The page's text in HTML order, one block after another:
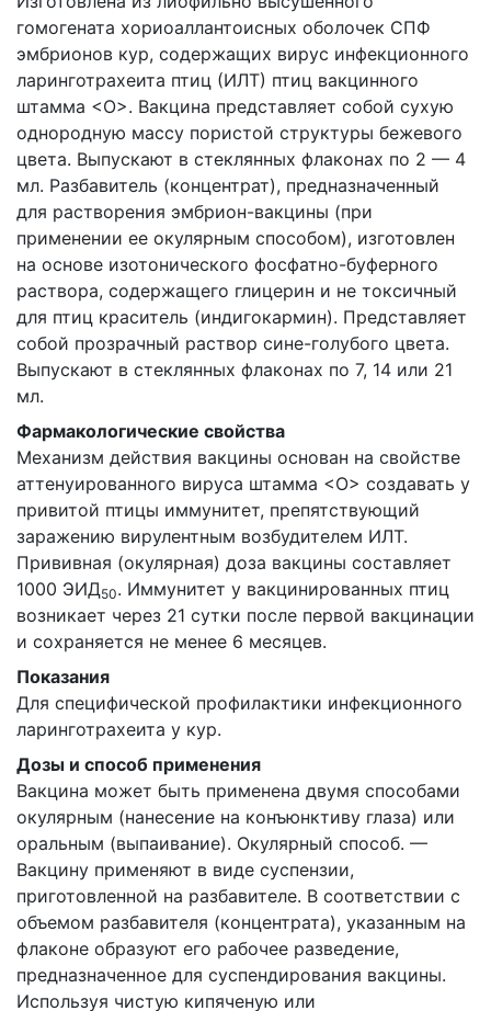
гомогената хориоаллантоисных оболочек СПФ
эмбрионов кур, содержащих вирус инфекционного
ларинготрахеита птиц (ИЛТ) птиц вакцинного
штамма <О>. Вакцина представляет собой сухую
однородную массу пористой структуры бежевого
цвета. Выпускают в стеклянных флаконах по 2 — 4
мл. Разбавитель (концентрат), предназначенный
для растворения эмбрион-вакцины (при
применении ее окулярным способом), изготовлен
на основе изотонического фосфатно-буферного
раствора, содержащего глицерин и не токсичный
для птиц краситель (индигокармин). Представляет
собой прозрачный раствор сине-голубого цвета.
Выпускают в стеклянных флаконах по 7, 14 или 21
мл.
Фармакологические свойства
Механизм действия вакцины основан на свойстве
аттенуированного вируса штамма <О> создавать у
привитой птицы иммунитет, препятствующий
заражению вирулентным возбудителем ИЛТ.
Прививная (окулярная) доза вакцины составляет
1000 ЭИД50. Иммунитет у вакцинированных птиц
возникает через 21 сутки после первой вакцинации
и сохраняется не менее 6 месяцев.
Показания
Для специфической профилактики инфекционного
ларинготрахеита у кур.
Дозы и способ применения
Вакцина может быть применена двумя способами
окулярным (нанесение на конъюнктиву глаза) или
оральным (выпаивание). Окулярный способ. —
Вакцину применяют в виде суспензии,
приготовленной на разбавителе. В соответствии с
объемом разбавителя (концентрата), указанным на
флаконе образуют его рабочее разведение,
предназначенное для суспендирования вакцины.
Используя чистую кипяченую или